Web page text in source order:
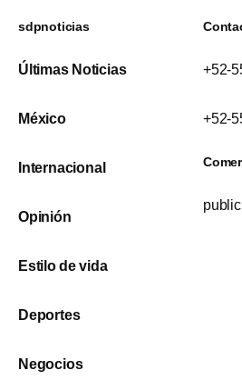
sdpnoticias
Últimas Noticias
México
Internacional
Opinión
Estilo de vida
Deportes
Negocios
+52-
+52-